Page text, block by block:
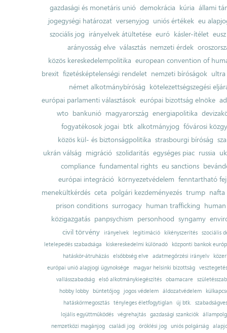
gazdasági és monetáris unió demokrácia kúria állami
jogegységi határozat versenyjog uniós értékek eu
szociális jog irányelvek átültetése euró kásler-ítélet
arányosság elve választás nemzeti érdek
közös kereskedelempolitika european convention of
brexit fizetésképtelenségi rendelet nemzeti bíróságok ultra
német alkotmánybíróság kötelezettségszegési
európai parlamenti választások európai bizottság elnöke
wto bankunió magyarország energiapolitika
fogyatékosok jogai btk alkotmányjog fővárosi
közös kül- és biztonságpolitika strasbourgi bíróság
ukrán válság migráció szolidaritás egységes piac russia
compliance fundamental rights eu sanctions
európai integráció környezetvédelem fenntartható
menekültkérdés ceta polgári kezdeményezés trump nafta
prison conditions surrogacy human trafficking
közigazgatás panpsychism personhood syngamy
civil törvény
irányelvek legitimáció kikényszerítés szociális
letelepedés szabadsága
kiskereskedelmi különadó
központi bankok
hatáskör-átruházás
elsőbbség elve adatmegőrzési irányelv
európai unió alapjogi ügynoksége
magyar helsinki bizottság
vesztegetés
vallásszabadság
első alkotmánykiegészítés obamacare
hobby lobby
büntetőjog jogos védelem áldozatvédelem
hatáskörmegosztás tényleges életfogytiglan új btk.
lojális együttműködés
végrehajtás gazdasági szankciók
nemzetközi magánjog
családi jog öröklési jog uniós polgárság